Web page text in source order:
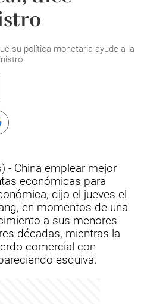
su política monetaria ayude a la
- China emplear mejor
económicas para
dijo el jueves el
en momentos de una
a sus menores
décadas, mientras la
comercial con
esquiva.